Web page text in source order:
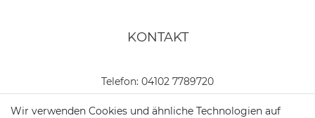
KONTAKT
Telefon: 04102 7789720
Mail:kundenservice@motionandsports.de
Wir verwenden Cookies und ähnliche Technologien auf